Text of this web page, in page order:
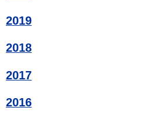
2019
2018
2017
2016